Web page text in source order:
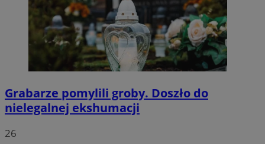
Grabarze pomylili groby. Doszło do
nielegalnej ekshumacji
26